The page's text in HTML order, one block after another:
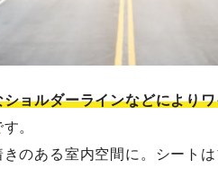
ョルダーラインなどにより
。
のある室内空間に。シート